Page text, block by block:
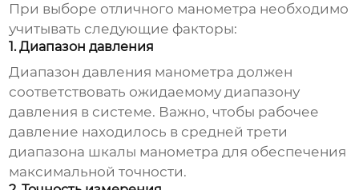
При выборе отличного манометра необходимо
учитывать следующие факторы:
1. Диапазон давления
Диапазон давления манометра должен
соответствовать ожидаемому диапазону
давления в системе. Важно, чтобы рабочее
давление находилось в средней трети
диапазона шкалы манометра для обеспечения
максимальной точности.